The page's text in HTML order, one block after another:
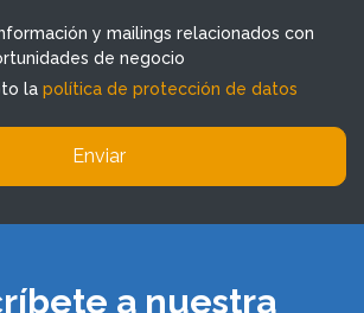
y mailings relacionados con
de negocio
la política de protección de datos
Enviar
a nuestra